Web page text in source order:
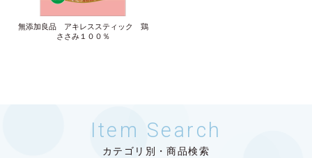
無添加良品 アキレススティック 鶏
ささみ１００％
Item Search
カテゴリ別・商品検索